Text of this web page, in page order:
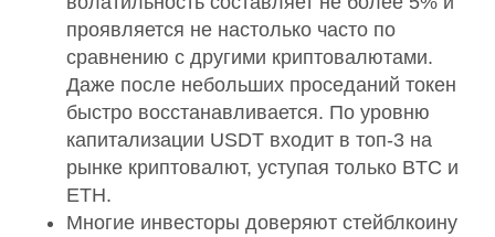
проявляется не настолько часто по
сравнению с другими криптовалютами.
Даже после небольших проседаний токен
быстро восстанавливается. По уровню
капитализации USDT входит в топ-3 на
рынке криптовалют, уступая только BTC и
ETH.
Многие инвесторы доверяют стейблкоину